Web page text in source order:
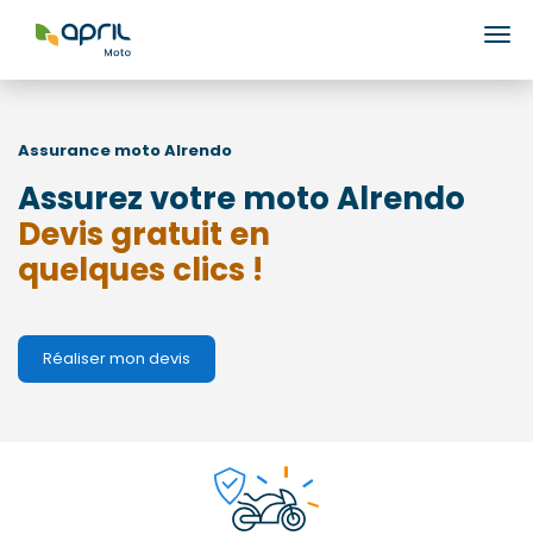
Assurance motoAlrendo
Assurez votre moto Alrendo
Devis gratuit en
quelques clics !
Réaliser mon devis